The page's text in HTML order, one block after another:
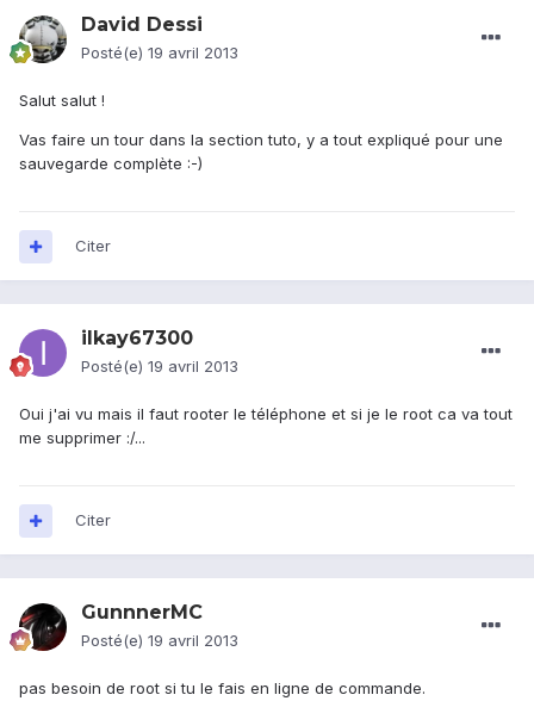
David Dessi
Posté(e) 19 avril 2013
Salut salut !
Vas faire un tour dans la section tuto, y a tout expliqué pour une
sauvegarde complète :-)
Citer
ilkay67300
Posté(e) 19 avril 2013
Oui j'ai vu mais il faut rooter le téléphone et si je le root ca va tout
me supprimer :/...
Citer
GunnnerMC
Posté(e) 19 avril 2013
pas besoin de root si tu le fais en ligne de commande.